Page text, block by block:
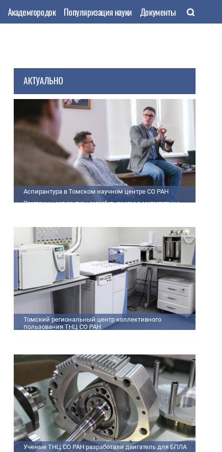
Академгородок Популяризация науки Документы
АКТУАЛЬНО
Аспирантура в Томском научном центре СО РАН
Программы аспирантуры разрабатываются в соответствии с
Томский региональный центр коллективного
пользования ТНЦ СО РАН
материаловедению, радиоизмерению, спектроскопии и
осциллографии
Ученые ТНЦ СО РАН разработали двигатель для БПЛА